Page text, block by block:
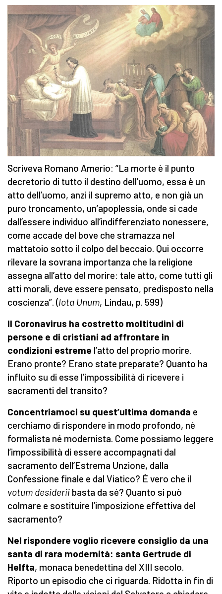
Scriveva Romano Amerio: “La morte è il punto
decretorio di tutto il destino dell’uomo, essa è un
atto dell’uomo, anzi il supremo atto, e non già un
puro troncamento, un’apoplessia, onde si cade
dall’essere individuo all’indifferenziato nonessere,
come accade del bove che stramazza nel
mattatoio sotto il colpo del beccaio. Qui occorre
rilevare la sovrana importanza che la religione
assegna all’atto del morire: tale atto, come tutti gli
atti morali, deve essere pensato, predisposto nella
coscienza”. (Iota Unum, Lindau, p. 599)
Il Coronavirus ha costretto moltitudini di
persone e di cristiani ad affrontare in
condizioni estreme l’atto del proprio morire.
Erano pronte? Erano state preparate? Quanto ha
influito su di esse l’impossibilità di ricevere i
sacramenti del transito?
Concentriamoci su quest’ultima domanda e
cerchiamo di rispondere in modo profondo, né
formalista né modernista. Come possiamo leggere
l’impossibilità di essere accompagnati dal
sacramento dell’Estrema Unzione, dalla
Confessione finale e dal Viatico? È vero che il
votum desiderii basta da sé? Quanto si può
colmare e sostituire l’imposizione effettiva del
sacramento?
Nel rispondere voglio ricevere consiglio da una
santa di rara modernità: santa Gertrude di
Helfta, monaca benedettina del XIII secolo.
Riporto un episodio che ci riguarda. Ridotta in fin di